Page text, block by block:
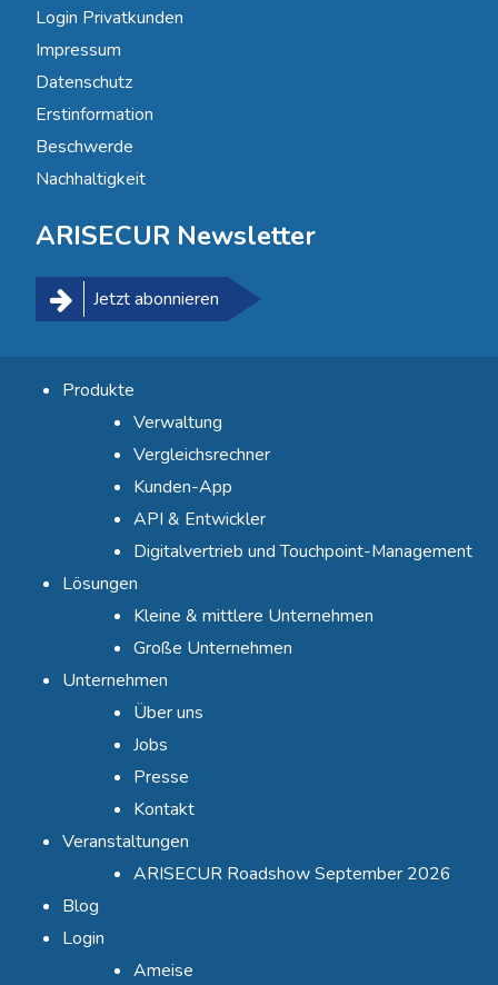
Login Privatkunden
Impressum
Datenschutz
Erstinformation
Beschwerde
Nachhaltigkeit
ARISECUR Newsletter
Jetzt abonnieren
Produkte
Verwaltung
Vergleichsrechner
Kunden-App
API & Entwickler
Digitalvertrieb und Touchpoint-Management
Lösungen
Kleine & mittlere Unternehmen
Große Unternehmen
Unternehmen
Über uns
Jobs
Presse
Kontakt
Veranstaltungen
ARISECUR Roadshow September 2026
Blog
Login
Ameise